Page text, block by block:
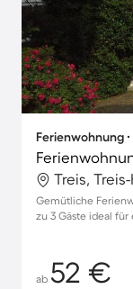
Ferienwohnung
Treis,
Gemütliche
zu 3 Gäste ideal
ab 52 €